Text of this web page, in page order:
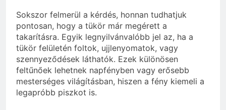
Sokszor felmerül a kérdés, honnan tudhatjuk
pontosan, hogy a tükör már megérett a
takarításra. Egyik legnyilvánvalóbb jel az, ha a
tükör felületén foltok, ujjlenyomatok, vagy
szennyeződések láthatók. Ezek különösen
feltűnőek lehetnek napfényben vagy erősebb
mesterséges világításban, hiszen a fény kiemeli a
legapróbb piszkot is.